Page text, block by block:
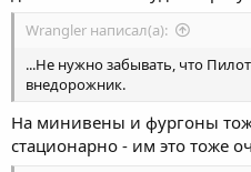
Wrangler написал(а):
...Не нужно забывать, что
внедорожник.
На минивены и фургоны
стационарно - им это тоже